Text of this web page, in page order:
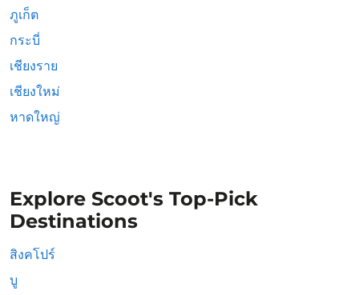
ภูเก็ต
กระบี่
เชียงราย
เชียงใหม่
หาดใหญ่
Explore Scoot's Top-Pick
Destinations
สิงคโปร์
บู